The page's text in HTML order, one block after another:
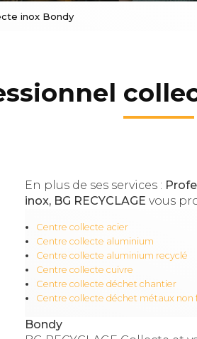
inox Bondy
En plus de ses services :
inox, BG RECYCLAGE vous
Centre collecte acier
Centre collecte aluminium
Centre collecte aluminium recyclé
Centre collecte cuivre
Centre collecte déchet chantier
Centre collecte déchet métaux non
Bondy